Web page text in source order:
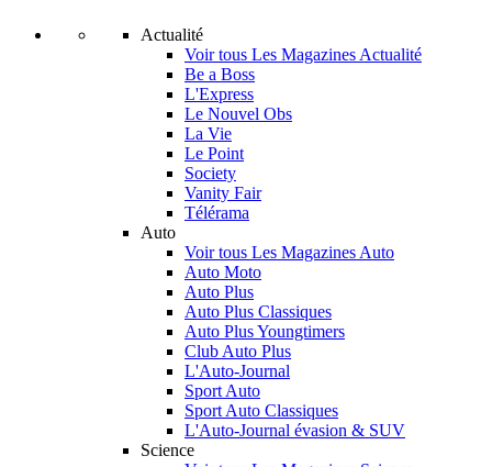
Actualité
Voir tous Les Magazines Actualité
Be a Boss
L'Express
Le Nouvel Obs
La Vie
Le Point
Society
Vanity Fair
Télérama
Auto
Voir tous Les Magazines Auto
Auto Moto
Auto Plus
Auto Plus Classiques
Auto Plus Youngtimers
Club Auto Plus
L'Auto-Journal
Sport Auto
Sport Auto Classiques
L'Auto-Journal évasion & SUV
Science